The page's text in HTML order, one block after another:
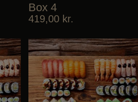
Box 4
419,00 kr.